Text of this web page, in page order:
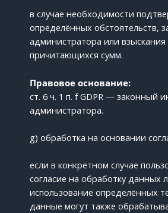
в случае необходимости
определённых обстоятельств,
администратора или взыскания
причитающихся сумм.
Правовое основание:
ст. 6 ч. 1 п. f GDPR — законный
администратора.
g) обработка на основании
если в конкретном случае
согласие на обработку данных
использование определённых
данные могут также